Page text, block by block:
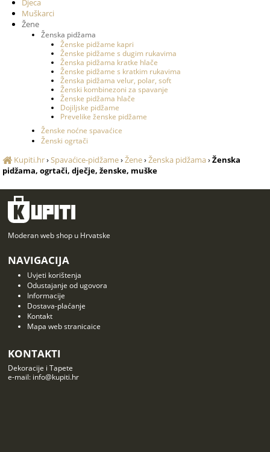
Djeca
Muškarci
Žene
Ženska pidžama
Ženske pidžame kapri
Ženske pidžame s dugim rukavima
Ženska pidžama kratke hlače
Ženske pidžame s kratkim rukavima
Ženska pidžama velur, polar, soft
Ženski kombinezoni za spavanje
Ženske pidžama hlače
Dojiljske pidžame
Prevelike ženske pidžame
Ženske noćne spavaćice
Ženski ogrtači
Kupiti.hr›Spavaćice-pidžame›Žene›Ženska pidžama›Ženska
pidžama, ogrtači, dječje, ženske, muške
Moderan web shop u Hrvatske
NAVIGACIJA
Uvjeti korištenja
Odustajanje od ugovora
Informacije
Dostava-plaćanje
Kontakt
Mapa web stranicaice
KONTAKTI
Dekoracije i Tapete
e-mail: info@kupiti.hr